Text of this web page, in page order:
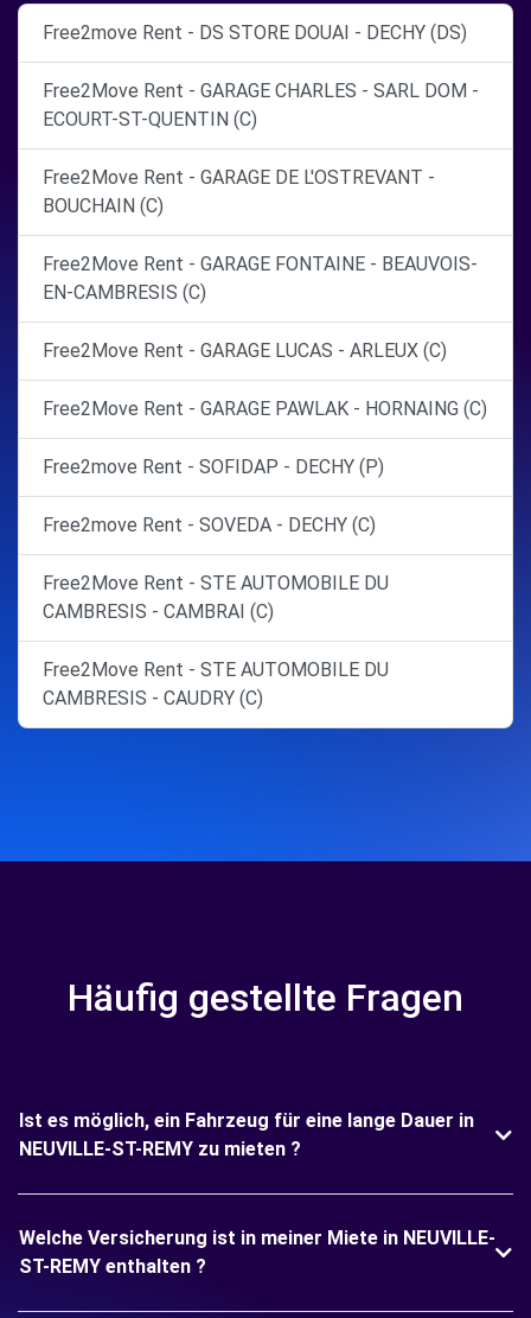
Free2move Rent - DS STORE DOUAI - DECHY (DS)
Free2Move Rent - GARAGE CHARLES - SARL DOM -
ECOURT-ST-QUENTIN (C)
Free2Move Rent - GARAGE DE L'OSTREVANT -
BOUCHAIN (C)
Free2Move Rent - GARAGE FONTAINE - BEAUVOIS-
EN-CAMBRESIS (C)
Free2Move Rent - GARAGE LUCAS - ARLEUX (C)
Free2Move Rent - GARAGE PAWLAK - HORNAING (C)
Free2move Rent - SOFIDAP - DECHY (P)
Free2move Rent - SOVEDA - DECHY (C)
Free2Move Rent - STE AUTOMOBILE DU
CAMBRESIS - CAMBRAI (C)
Free2Move Rent - STE AUTOMOBILE DU
CAMBRESIS - CAUDRY (C)
Häufig gestellte Fragen
Ist es möglich, ein Fahrzeug für eine lange Dauer in
NEUVILLE-ST-REMY zu mieten ?
Welche Versicherung ist in meiner Miete in NEUVILLE-
ST-REMY enthalten ?